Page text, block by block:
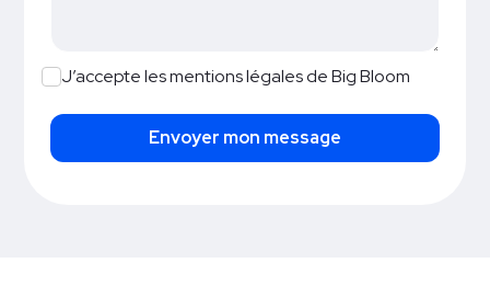
J’accepte lesmentions légalesde Big Bloom